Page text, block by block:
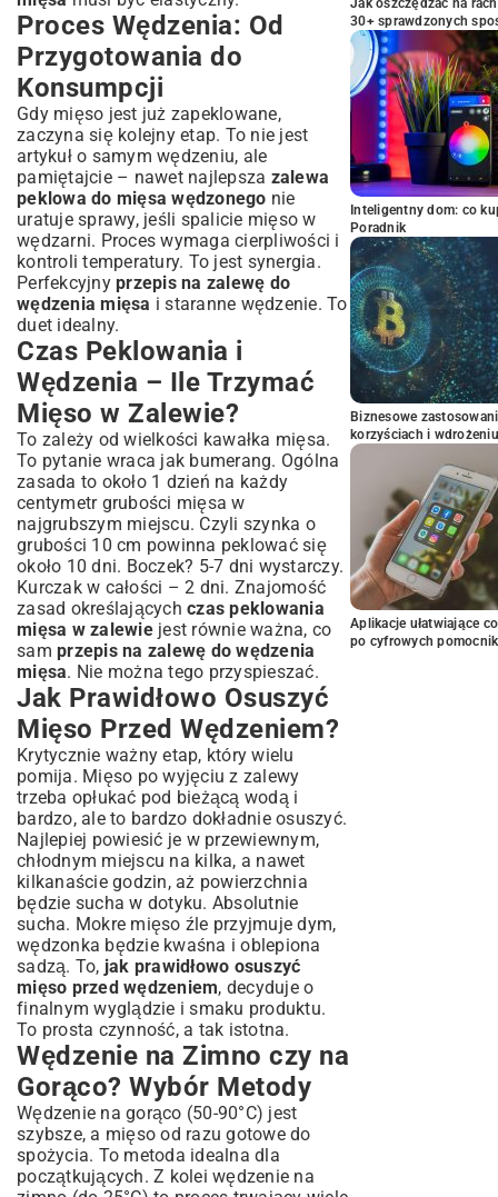
Proces Wędzenia: Od
Przygotowania do
Konsumpcji
Gdy mięso jest już zapeklowane,
zaczyna się kolejny etap. To nie jest
artykuł o samym wędzeniu, ale
pamiętajcie – nawet najlepsza zalewa
peklowa do mięsa wędzonego nie
uratuje sprawy, jeśli spalicie mięso w
wędzarni. Proces wymaga cierpliwości i
kontroli temperatury. To jest synergia.
Perfekcyjny przepis na zalewę do
wędzenia mięsa i staranne wędzenie. To
duet idealny.
Czas Peklowania i
Wędzenia – Ile Trzymać
Mięso w Zalewie?
To zależy od wielkości kawałka mięsa.
To pytanie wraca jak bumerang. Ogólna
zasada to około 1 dzień na każdy
centymetr grubości mięsa w
najgrubszym miejscu. Czyli szynka o
grubości 10 cm powinna peklować się
około 10 dni. Boczek? 5-7 dni wystarczy.
Kurczak w całości – 2 dni. Znajomość
zasad określających czas peklowania
mięsa w zalewiejest równie ważna, co
sam przepis na zalewę do wędzenia
mięsa. Nie można tego przyspieszać.
Jak Prawidłowo Osuszyć
Mięso Przed Wędzeniem?
Krytycznie ważny etap, który wielu
pomija. Mięso po wyjęciu z zalewy
trzeba opłukać pod bieżącą wodą i
bardzo, ale to bardzo dokładnie osuszyć.
Najlepiej powiesić je w przewiewnym,
chłodnym miejscu na kilka, a nawet
kilkanaście godzin, aż powierzchnia
będzie sucha w dotyku. Absolutnie
sucha. Mokre mięso źle przyjmuje dym,
wędzonka będzie kwaśna i oblepiona
sadzą. To, jak prawidłowo osuszyć
mięso przed wędzeniem, decyduje o
finalnym wyglądzie i smaku produktu.
To prosta czynność, a tak istotna.
Wędzenie na Zimno czy na
Gorąco? Wybór Metody
Wędzenie na gorąco (50-90°C) jest
szybsze, a mięso od razu gotowe do
spożycia. To metoda idealna dla
początkujących. Z kolei wędzenie na
Jak oszczędzać na
30+ sprawdzonych
Inteligentny dom: co
Poradnik
Biznesowe
korzyściach i wdrożeniu
Aplikacje ułatwiające
po cyfrowych